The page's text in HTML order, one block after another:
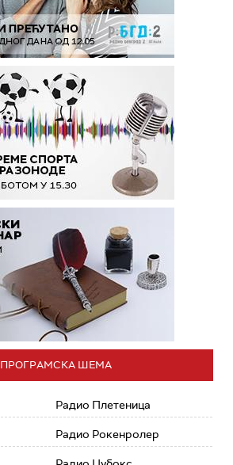
ПРОГРАМСКА ШЕМА
Радио Плетеница
Радио Рокенролер